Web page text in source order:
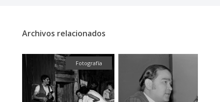
Archivos relacionados
Fotografía